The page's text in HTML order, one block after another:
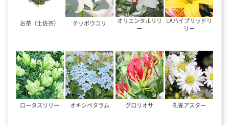
お茶（土佐茶） テッポウユリ
オリエンタルリリ
ー
LAハイブリッドリ
リー
ロータスリリー オキシペタラム グロリオサ 孔雀アスター